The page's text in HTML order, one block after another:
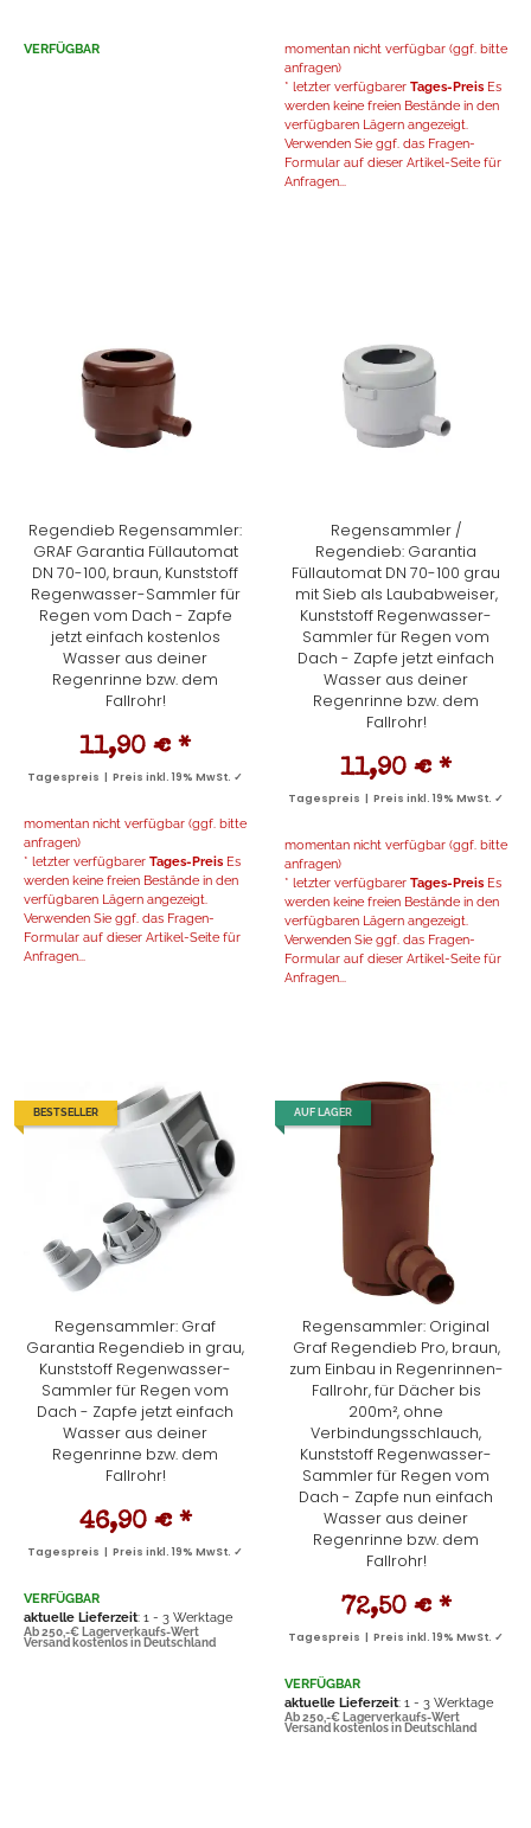
VERFÜGBAR
momentan nicht verfügbar (ggf. bitte
anfragen)
* letzter verfügbarer Tages-Preis Es
werden keine freien Bestände in den
verfügbaren Lägern angezeigt.
Verwenden Sie ggf. das Fragen-
Formular auf dieser Artikel-Seite für
Anfragen...
Regendieb Regensammler:
GRAF Garantia Füllautomat
DN 70-100, braun, Kunststoff
Regenwasser-Sammler für
Regen vom Dach - Zapfe
jetzt einfach kostenlos
Wasser aus deiner
Regenrinne bzw. dem
Fallrohr!
11,90 € *
Tagespreis | Preis inkl. 19% MwSt. ✓
momentan nicht verfügbar (ggf. bitte
anfragen)
* letzter verfügbarer Tages-Preis Es
werden keine freien Bestände in den
verfügbaren Lägern angezeigt.
Verwenden Sie ggf. das Fragen-
Formular auf dieser Artikel-Seite für
Anfragen...
Regensammler /
Regendieb: Garantia
Füllautomat DN 70-100 grau
mit Sieb als Laubabweiser,
Kunststoff Regenwasser-
Sammler für Regen vom
Dach - Zapfe jetzt einfach
Wasser aus deiner
Regenrinne bzw. dem
Fallrohr!
11,90 € *
Tagespreis | Preis inkl. 19% MwSt. ✓
momentan nicht verfügbar (ggf. bitte
anfragen)
* letzter verfügbarer Tages-Preis Es
werden keine freien Bestände in den
verfügbaren Lägern angezeigt.
Verwenden Sie ggf. das Fragen-
Formular auf dieser Artikel-Seite für
Anfragen...
BESTSELLER
Regensammler: Graf
Garantia Regendieb in grau,
Kunststoff Regenwasser-
Sammler für Regen vom
Dach - Zapfe jetzt einfach
Wasser aus deiner
Regenrinne bzw. dem
Fallrohr!
46,90 € *
Tagespreis | Preis inkl. 19% MwSt. ✓
VERFÜGBAR
aktuelle Lieferzeit: 1 - 3 Werktage
Ab 250,-€ Lagerverkaufs-Wert
Versand kostenlos in Deutschland
AUF LAGER
Regensammler: Original
Graf Regendieb Pro, braun,
zum Einbau in Regenrinnen-
Fallrohr, für Dächer bis
200m², ohne
Verbindungsschlauch,
Kunststoff Regenwasser-
Sammler für Regen vom
Dach - Zapfe nun einfach
Wasser aus deiner
Regenrinne bzw. dem
Fallrohr!
72,50 € *
Tagespreis | Preis inkl. 19% MwSt. ✓
VERFÜGBAR
aktuelle Lieferzeit: 1 - 3 Werktage
Ab 250,-€ Lagerverkaufs-Wert
Versand kostenlos in Deutschland